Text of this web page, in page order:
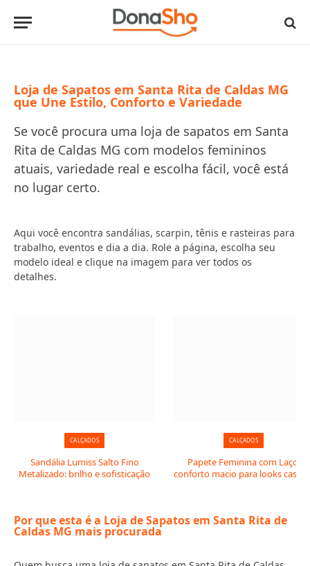
Loja de Sapatos em Santa Rita de Caldas MG
que Une Estilo, Conforto e Variedade
Se você procura uma loja de sapatos em Santa
Rita de Caldas MG com modelos femininos
atuais, variedade real e escolha fácil, você está
no lugar certo.
Aqui você encontra sandálias, scarpin, tênis e rasteiras para
trabalho, eventos e dia a dia. Role a página, escolha seu
modelo ideal e clique na imagem para ver todos os
detalhes.
CALÇADOS
Sandália Lumiss Salto Fino
Metalizado: brilho e sofisticação
CALÇADOS
Papete Feminina com Laço:
conforto macio para looks
Por que esta é a Loja de Sapatos em Santa Rita de
Caldas MG mais procurada